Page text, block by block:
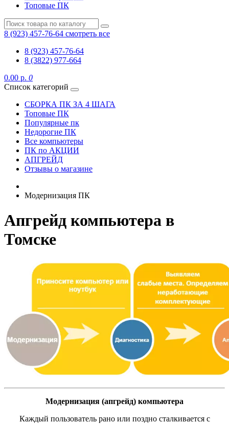
Топовые ПК
8 (923) 457-76-64 смотреть все
8 (923) 457-76-64
8 (3822) 977-664
0.00 р. 0
Список категорий
СБОРКА ПК ЗА 4 ШАГА
Топовые ПК
Популярные пк
Недорогие ПК
Все компьютеры
ПК по АКЦИИ
АПГРЕЙД
Отзывы о магазине
Модернизация ПК
Апгрейд компьютера в
Томске
Модернизация (апгрейд) компьютера
Каждый пользователь рано или поздно сталкивается с